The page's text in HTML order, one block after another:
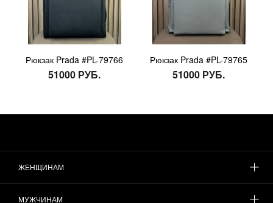
Рюкзак Prada #PL-79766
51000 РУБ.
Рюкзак Prada #PL-79765
51000 РУБ.
ЖЕНЩИНАМ
МУЖЧИНАМ